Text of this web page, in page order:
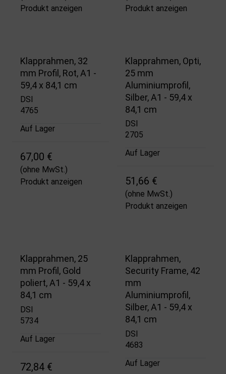
Produkt anzeigen
Produkt anzeigen
Klapprahmen, 32
mm Profil, Rot, A1 -
59,4 x 84,1 cm
DSI
4765
Auf Lager
67,00 €
(ohne MwSt.)
Produkt anzeigen
Klapprahmen, Opti,
25 mm
Aluminiumprofil,
Silber, A1 - 59,4 x
84,1 cm
DSI
2705
Auf Lager
51,66 €
(ohne MwSt.)
Produkt anzeigen
Klapprahmen, 25
mm Profil, Gold
poliert, A1 - 59,4 x
84,1 cm
DSI
5734
Auf Lager
72,84 €
Klapprahmen,
Security Frame, 42
mm
Aluminiumprofil,
Silber, A1 - 59,4 x
84,1 cm
DSI
4683
Auf Lager